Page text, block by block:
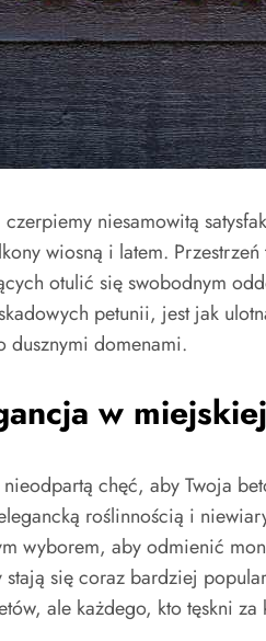
niesamowitą
wiosną i latem.
otulić się swobodnym
petunii, jest jak
dusznymi domenami.
w
nieodpartą chęć, aby Twoja
roślinnością i
wyborem, aby odmienić
stają się coraz bardziej
ale każdego, kto tęskni